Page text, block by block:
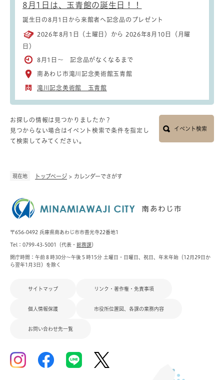
現在地 トップページ > カレンダーでさがす
8月1日は、玉青館の誕生日！！
誕生日の8月1日から来館者へ記念品のプレゼント
2026年8月1日（土曜日）から 2026年8月10日（月曜
日）
8月1日～ 記念品がなくなるまで
南あわじ市滝川記念美術館玉青館
滝川記念美術館 玉青館
お探しの情報は見つかりましたか？
見つからない場合はイベント検索で条件を指定し
て検索してみてください。
イベント検索
〒656-0492 兵庫県南あわじ市市善光寺22番地1
Tel：0799-43-5001（代表・ 総務課）
開庁時間：午前８時30分～午後５時15分 土曜日・日曜日、祝日、年末年始（12月29日か
ら翌年1月3日）を除く
サイトマップ リンク・著作権・免責事項
個人情報保護 市役所位置図、各課の業務内容
お問い合わせ先一覧